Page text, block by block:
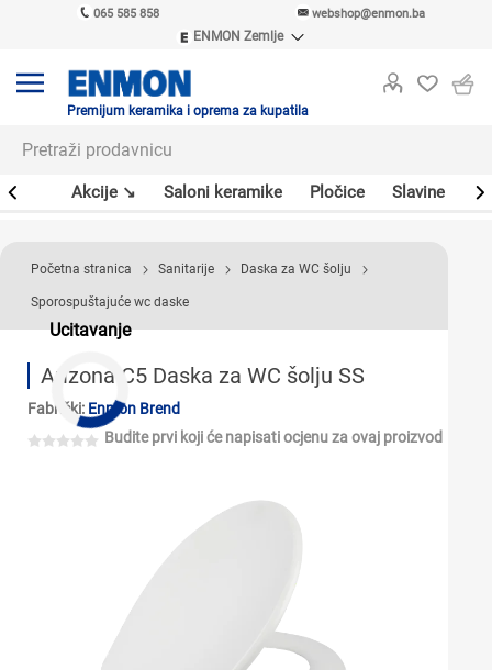
065 585 858 webshop@enmon.ba
ENMON Zemlje
ENMON MKD
Premijum keramika i oprema za kupatila
Akcije ↘ Saloni keramike Pločice Slavine
Ucitavanje
Početna stranica Sanitarije Daska za WC šolju
Sporospuštajuće wc daske
Arizona C5 Daska za WC šolju SS
Fabrički: Enmon Brend
Budite prvi koji će napisati ocjenu za ovaj proizvod